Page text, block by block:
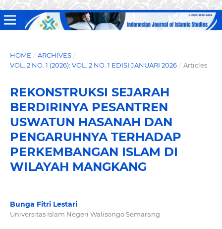
HOME / ARCHIVES /
VOL. 2 NO. 1 (2026): VOL. 2 NO. 1 EDISI JANUARI 2026 / Articles
REKONSTRUKSI SEJARAH
BERDIRINYA PESANTREN
USWATUN HASANAH DAN
PENGARUHNYA TERHADAP
PERKEMBANGAN ISLAM DI
WILAYAH MANGKANG
Bunga Fitri Lestari
Universitas Islam Negeri Walisongo Semarang